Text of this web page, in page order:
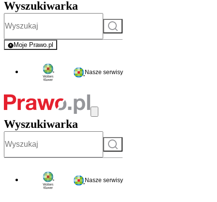
Wyszukiwarka
Szukaj
Moje Prawo.pl
- rejestracja i logowanie do serwisu
Nasze serwisy
Wyszukiwarka
Szukaj
Nasze serwisy